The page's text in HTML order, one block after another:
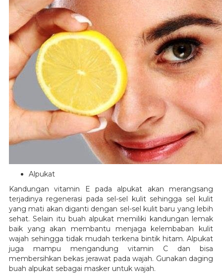
Alpukat
Kandungan vitamin E pada alpukat akan merangsang
terjadinya regenerasi pada sel-sel kulit sehingga sel kulit
yang mati akan diganti dengan sel-sel kulit baru yang lebih
sehat. Selain itu buah alpukat memiliki kandungan lemak
baik yang akan membantu menjaga kelembaban kulit
wajah sehingga tidak mudah terkena bintik hitam. Alpukat
juga mampu mengandung vitamin C dan bisa
membersihkan bekas jerawat pada wajah. Gunakan daging
buah alpukat sebagai masker untuk wajah.